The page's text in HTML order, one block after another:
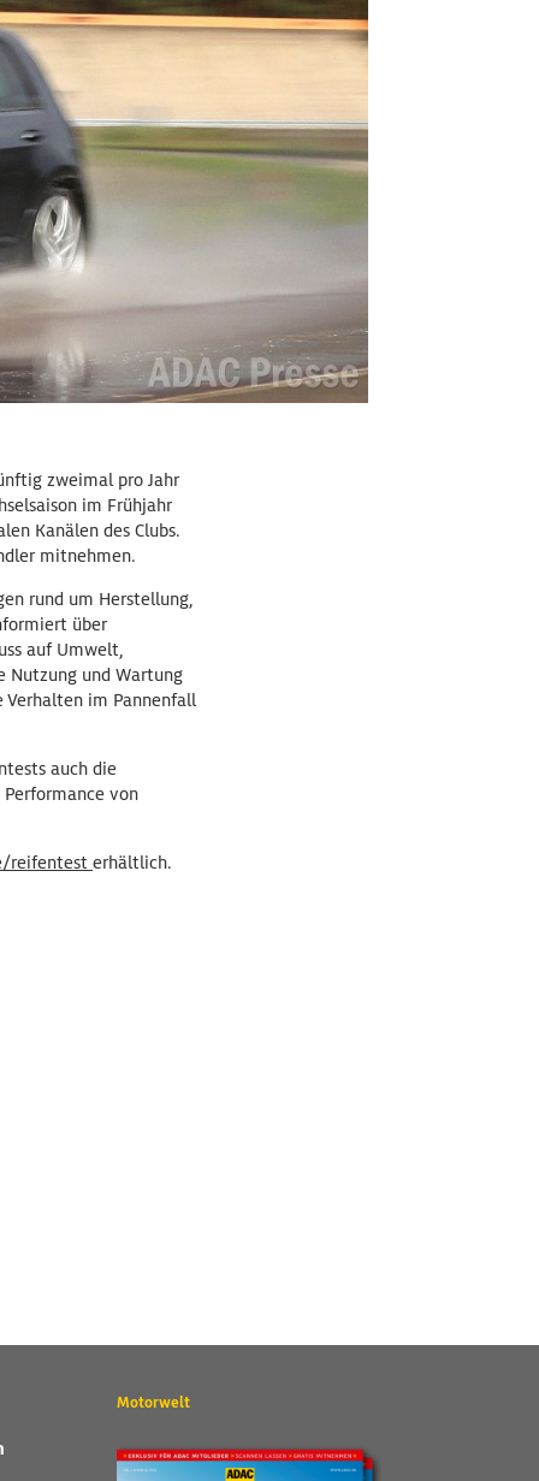
zweimal pro Jahr
im Frühjahr
Kanälen des Clubs.
mitnehmen.
rund um Herstellung,
über
auf Umwelt,
Nutzung und Wartung
Verhalten im Pannenfall
auch die
von
reifentest erhältlich.
Motorwelt